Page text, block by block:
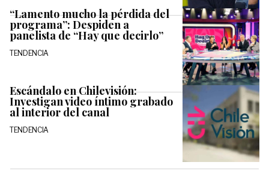
“Lamento mucho la pérdida del
programa”: Despiden a
panelista de “Hay que decirlo”
TENDENCIA
Escándalo en Chilevisión:
Investigan video íntimo grabado
al interior del canal
TENDENCIA